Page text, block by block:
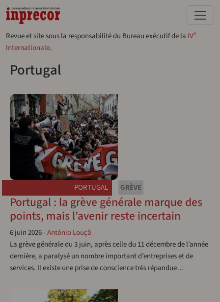
Aller au contenu principal
Revue et site sous la responsabilité du Bureau exécutif de la IVe
Internationale.
Portugal
PORTUGAL GRÈVE
Portugal : la grève générale marque des
points, mais l’avenir reste incertain
6 juin 2026-António Louçã
La grève générale du 3 juin, après celle du 11 décembre de l’année
dernière, a paralysé un nombre important d’entreprises et de
services. Il existe une prise de conscience très répandue…